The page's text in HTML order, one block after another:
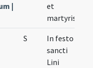
|
et
martyris
S
In festo
sancti
Lini